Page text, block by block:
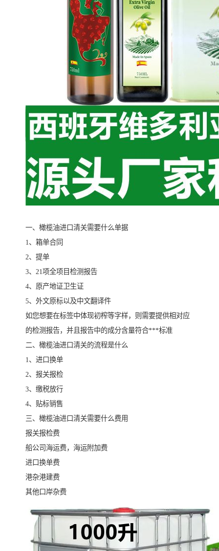
一、橄榄油进口清关需要什么单据
1、箱单合同
2、提单
3、21项全项目检测报告
4、原产地证卫生证
5、外文原标以及中文翻译件
如您想要在标签中体现初榨等字样，则需要提供相对应
的检测报告，并且报告中的成分含量符合***标准
二、橄榄油进口清关的流程是什么
1、进口换单
2、报关报检
3、缴税放行
4、贴标销售
三、橄榄油进口清关需要什么费用
报关报检费
船公司海运费，海运附加费
进口换单费
港杂港建费
其他口岸杂费